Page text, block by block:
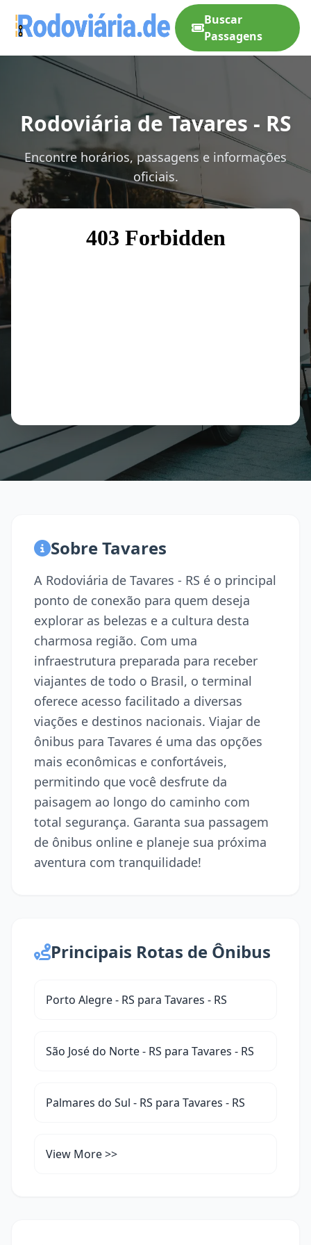
Buscar
Passagens
Rodoviária de Tavares - RS
Encontre horários, passagens e informações
oficiais.
Sobre Tavares
A Rodoviária de Tavares - RS é o principal
ponto de conexão para quem deseja
explorar as belezas e a cultura desta
charmosa região. Com uma
infraestrutura preparada para receber
viajantes de todo o Brasil, o terminal
oferece acesso facilitado a diversas
viações e destinos nacionais. Viajar de
ônibus para Tavares é uma das opções
mais econômicas e confortáveis,
permitindo que você desfrute da
paisagem ao longo do caminho com
total segurança. Garanta sua passagem
de ônibus online e planeje sua próxima
aventura com tranquilidade!
Principais Rotas de Ônibus
Porto Alegre - RS para Tavares - RS
São José do Norte - RS para Tavares - RS
Palmares do Sul - RS para Tavares - RS
View More >>